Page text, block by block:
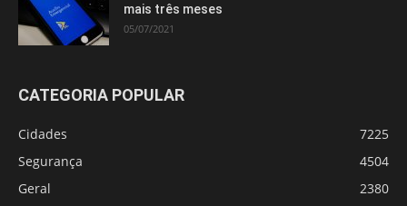
mais três meses
05/07/2021
CATEGORIA POPULAR
Cidades
7225
Segurança
4504
Geral
2380